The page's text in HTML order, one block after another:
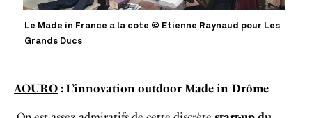
Le Made in France a la cote © Etienne Raynaud pour Les
Grands Ducs
AOURO : L’innovation outdoor Made in Drôme